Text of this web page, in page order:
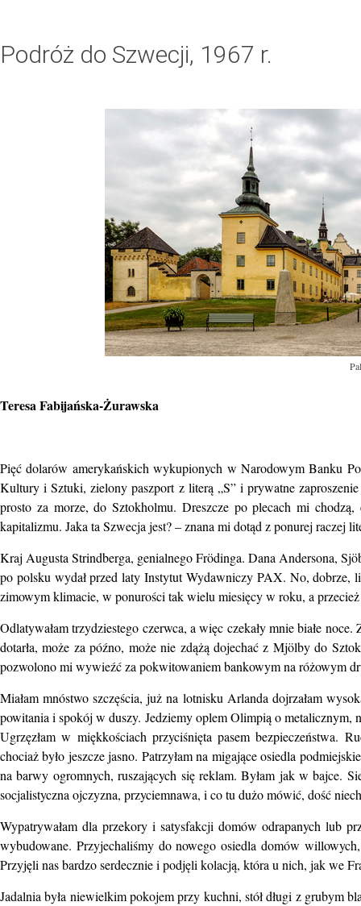
Podróż do Szwecji, 1967 r.
Teresa Fabijańska-Żurawska
Pięć dolarów amerykańskich wykupionych w Narodowym Banku
Kultury i Sztuki, zielony paszport z literą „S” i prywatne
prosto za morze, do Sztokholmu. Dreszcze po plecach mi
kapitalizmu. Jaka ta Szwecja jest? – znana mi dotąd z ponurej raczej
Kraj Augusta Strindberga, genialnego Frödinga. Dana Andersona,
po polsku wydał przed laty Instytut Wydawniczy PAX. No, dobrze,
zimowym klimacie, w ponurości tak wielu miesięcy w roku, a
Odlatywałam trzydziestego czerwca, a więc czekały mnie białe
dotarła, może za późno, może nie zdążą dojechać z Mjölby do
pozwolono mi wywieźć za pokwitowaniem bankowym na różowym
Miałam mnóstwo szczęścia, już na lotnisku Arlanda dojrzałam
powitania i spokój w duszy. Jedziemy oplem Olimpią o metalicznym,
Ugrzęzłam w miękkościach przyciśnięta pasem bezpieczeństwa.
chociaż było jeszcze jasno. Patrzyłam na migające osiedla
na barwy ogromnych, ruszających się reklam. Byłam jak w bajce.
socjalistyczna ojczyzna, przyciemnawa, i co tu dużo mówić, dość
Wypatrywałam dla przekory i satysfakcji domów odrapanych lub
wybudowane. Przyjechaliśmy do nowego osiedla domów
Przyjęli nas bardzo serdecznie i podjęli kolacją, która u nich, jak we
Jadalnia była niewielkim pokojem przy kuchni, stół długi z grubym